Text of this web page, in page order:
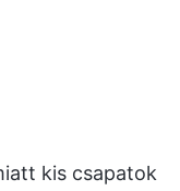
kis csapatok